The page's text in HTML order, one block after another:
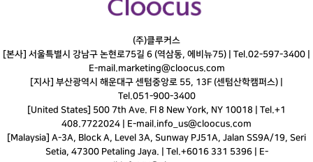
(주)클루커스
[본사] 서울특별시 강남구 논현로75길 6 (역삼동, 에비뉴75) | Tel.02-597-3400
E-mail.marketing@cloocus.com
[지사] 부산광역시 해운대구 센텀중앙로 55, 13F (센텀산학캠퍼스) |
Tel.051-900-3400
[United States] 500 7th Ave. Fl 8 New York, NY 10018 | Tel.+1
408.7722024 | E-mail.info_us@cloocus.com
[Malaysia] A-3A, Block A, Level 3A, Sunway PJ51A, Jalan SS9A/19, Seri
Setia, 47300 Petaling Jaya. | Tel.+6016 331 5396 | E-